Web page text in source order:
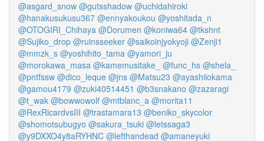
@asgard_snow @gutsshadow @uchidahiroki
@hanakusukusu367 @ennyakoukou @yoshitada_n
@OTOGIRI_Chihaya @Dorumen @koniwa64 @tkshnt
@Sujiko_drop @ruinsseeker @saikoinjyokyoji @Zenji1
@mmzk_s @yoshihito_tama @yamori_ju
@morokawa_masa @kamemusitake_ @func_hs @shela_
@pntfssw @dico_leque @jns @Matsu23 @ayashiiokama
@gamou4179 @zuki40514451 @b3snakano @zazaragi
@t_wak @bowwowolf @mtblanc_a @morita11
@RexRicardvsIII @trastamara13 @beniko_skycolor
@shomotsubugyo @sakura_tsuki @letssaga3
@y9DXXO4y8aRYHNC @lefthandead @amaneyuki